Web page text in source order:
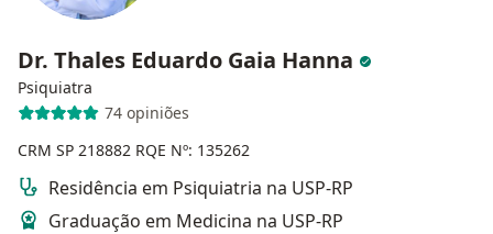
Dr. Thales Eduardo Gaia Hanna
Psiquiatra
74 opiniões
CRM SP 218882 RQE Nº: 135262
Residência em Psiquiatria na USP-RP
Graduação em Medicina na USP-RP